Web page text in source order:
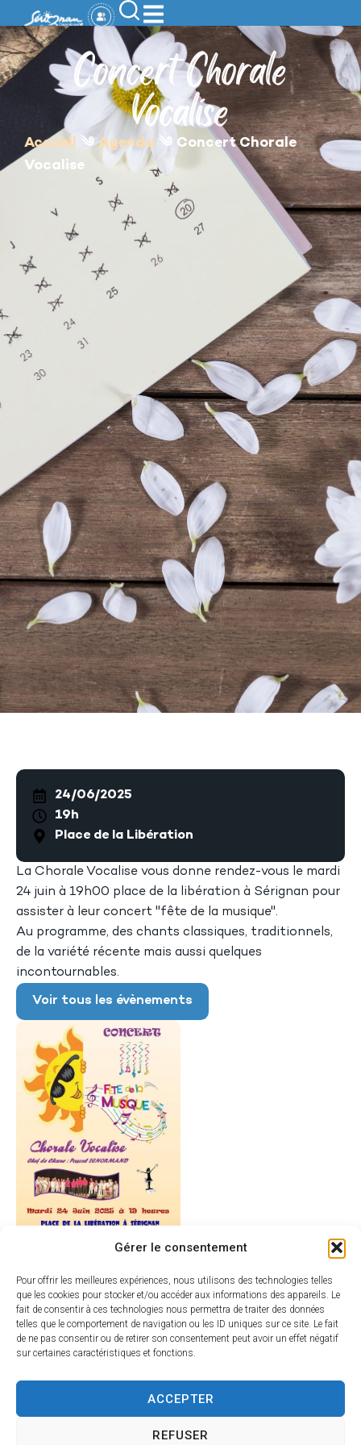
Gérer le consentement
Pour offrir les meilleures expériences, nous utilisons des technologies telles
que les cookies pour stocker et/ou accéder aux informations des appareils. Le
fait de consentir à ces technologies nous permettra de traiter des données
telles que le comportement de navigation ou les ID uniques sur ce site. Le fait
de ne pas consentir ou de retirer son consentement peut avoir un effet négatif
sur certaines caractéristiques et fonctions.
ACCEPTER
REFUSER
principal
Concert Chorale
Vocalise
Accueil ༄Agenda ༄ Concert Chorale
Vocalise
24/06/2025
19h
Place de la Libération
La Chorale Vocalise vous donne rendez-vous le mardi
24 juin à 19h00 place de la libération à Sérignan pour
assister à leur concert "fête de la musique".
Au programme, des chants classiques, traditionnels,
de la variété récente mais aussi quelques
incontournables.
Voir tous les évènements